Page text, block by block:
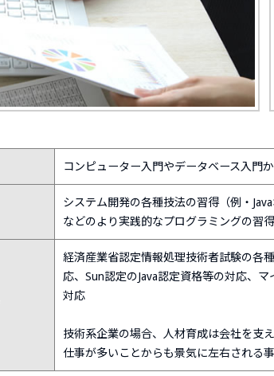
コンピューター入門やデータベース入門
システム開発の各種技法の習得（例・
などのより実践的なプログラミングの習
経済産業省認定情報処理技術者試験の各
応、Sun認定のJava認定資格等の対応、
対応
技術系企業の場合、人材育成は会社を支
仕事が多いことからも景気に左右される事